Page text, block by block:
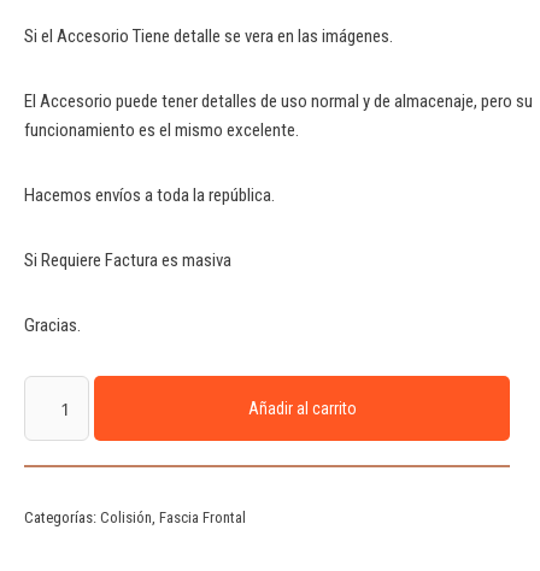
Si el Accesorio Tiene detalle se vera en las imágenes.
El Accesorio puede tener detalles de uso normal y de almacenaje, pero su
funcionamiento es el mismo excelente.
Hacemos envíos a toda la república.
Si Requiere Factura es masiva
Gracias.
Añadir al carrito
Categorías: Colisión, Fascia Frontal